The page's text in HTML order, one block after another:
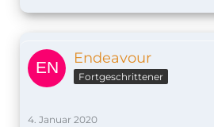
Endeavour
Fortgeschrittener
4. Januar 2020